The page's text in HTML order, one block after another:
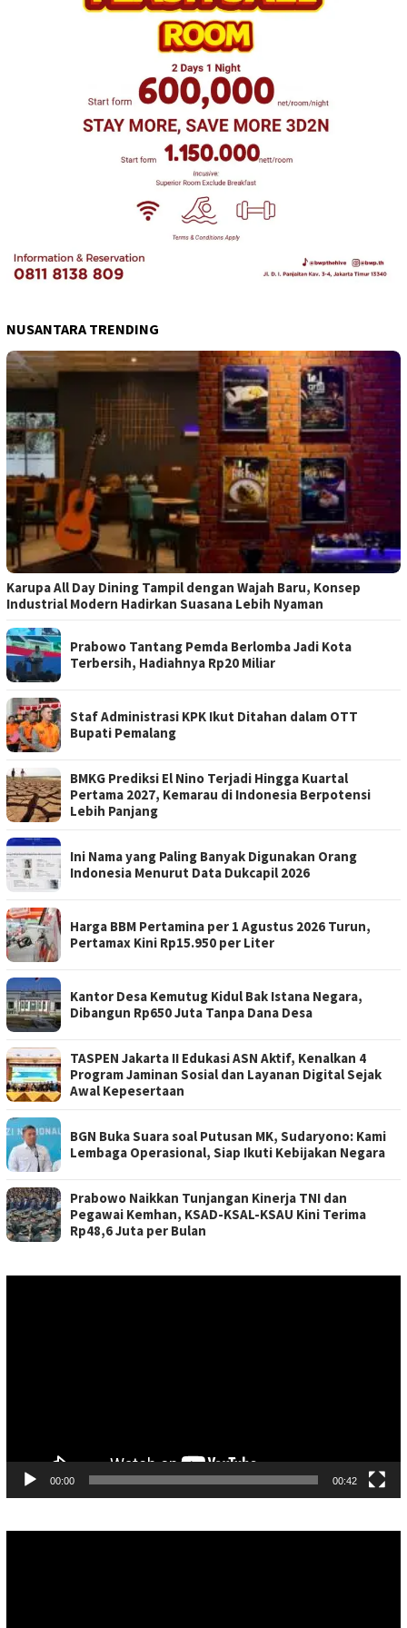
NUSANTARA TRENDING
Karupa All Day Dining Tampil dengan Wajah Baru, Konsep
Industrial Modern Hadirkan Suasana Lebih Nyaman
Prabowo Tantang Pemda Berlomba Jadi Kota
Terbersih, Hadiahnya Rp20 Miliar
Staf Administrasi KPK Ikut Ditahan dalam OTT
Bupati Pemalang
BMKG Prediksi El Nino Terjadi Hingga Kuartal
Pertama 2027, Kemarau di Indonesia Berpotensi
Lebih Panjang
Ini Nama yang Paling Banyak Digunakan Orang
Indonesia Menurut Data Dukcapil 2026
Harga BBM Pertamina per 1 Agustus 2026 Turun,
Pertamax Kini Rp15.950 per Liter
Kantor Desa Kemutug Kidul Bak Istana Negara,
Dibangun Rp650 Juta Tanpa Dana Desa
TASPEN Jakarta II Edukasi ASN Aktif, Kenalkan 4
Program Jaminan Sosial dan Layanan Digital Sejak
Awal Kepesertaan
BGN Buka Suara soal Putusan MK, Sudaryono: Kami
Lembaga Operasional, Siap Ikuti Kebijakan Negara
Prabowo Naikkan Tunjangan Kinerja TNI dan
Pegawai Kemhan, KSAD-KSAL-KSAU Kini Terima
Rp48,6 Juta per Bulan
00:00 00:42